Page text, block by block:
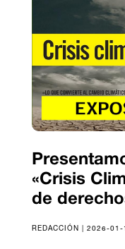
«Crisis
de
REDACCIÓN | 2026-